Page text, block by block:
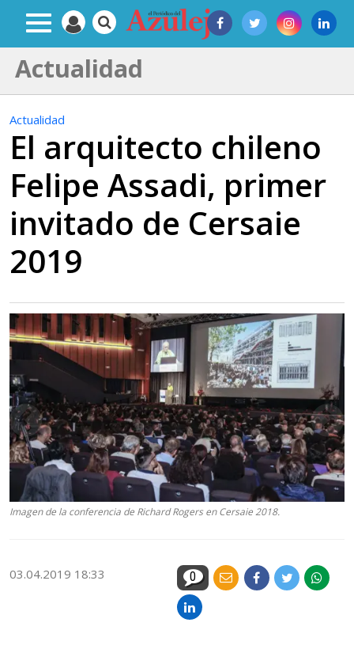
Actualidad
Actualidad
El arquitecto chileno
Felipe Assadi, primer
invitado de Cersaie
2019
Imagen de la conferencia de Richard Rogers en Cersaie 2018.
03.04.2019 18:33 0